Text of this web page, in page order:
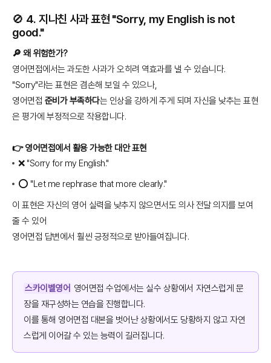
🚫 4. 지나친 사과 표현 "Sorry, my English is not
good."
🔎 왜 위험한가?
영어면접에서는 과도한 사과가 오히려 역효과를 낼 수 있습니다.
"Sorry"라는 표현은 겸손해 보일 수 있으나,
영어면접 준비가 부족하다는 인상을 강하게 주게 되며 자신을 낮추는 표현
은 평가에 부정적으로 작용합니다.
👉 영어면접에서 활용 가능한 대안 표현
❌ "Sorry for my English."
⭕ "Let me rephrase that more clearly."
이 표현은 자신의 영어 실력을 낮추지 않으면서도 의사 전달 의지를 보여
줄 수 있어
영어면접 답변에서 훨씬 긍정적으로 받아들여집니다.
스카이벨영어 영어면접 수업에서는 실수 상황에서 자연스럽게 문
장을 재구성하는 연습을 진행합니다.
이를 통해 영어면접 대본을 벗어난 상황에서도 당황하지 않고 자연
스럽게 이어갈 수 있는 능력이 길러집니다.